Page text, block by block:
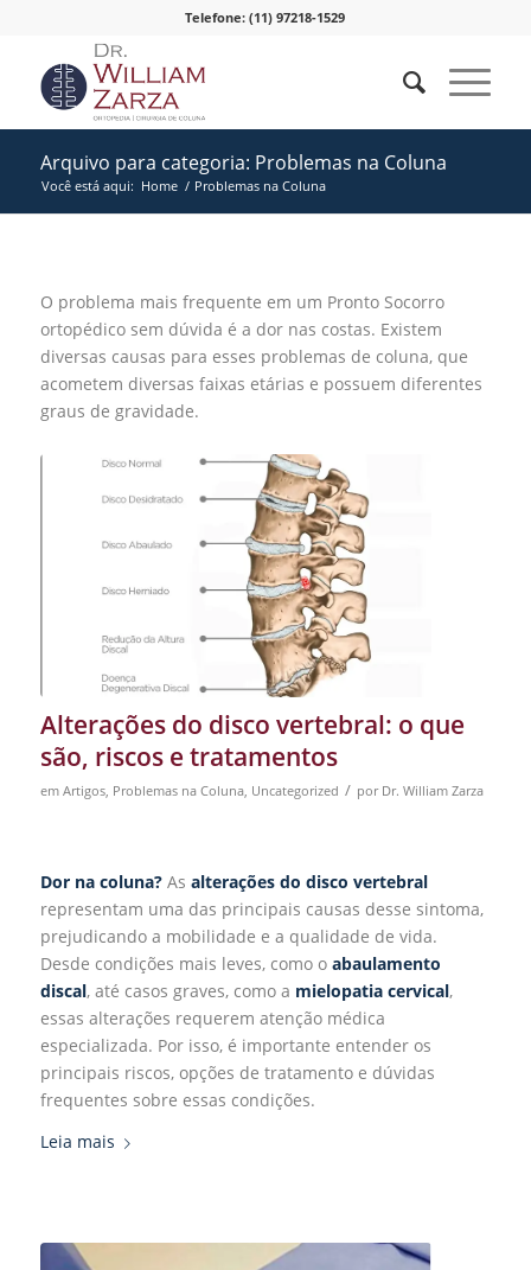
Telefone: (11) 97218-1529
Arquivo para categoria: Problemas na Coluna
Você está aqui: Home / Problemas na Coluna
O problema mais frequente em um Pronto Socorro
ortopédico sem dúvida é a dor nas costas. Existem
diversas causas para esses problemas de coluna, que
acometem diversas faixas etárias e possuem diferentes
graus de gravidade.
Alterações do disco vertebral: o que
são, riscos e tratamentos
em Artigos, Problemas na Coluna, Uncategorized / por Dr. William Zarza
Dor na coluna?As alterações do disco vertebral
representam uma das principais causas desse sintoma,
prejudicando a mobilidade e a qualidade de vida.
Desde condições mais leves, como o abaulamento
discal, até casos graves, como a mielopatia cervical,
essas alterações requerem atenção médica
especializada. Por isso, é importante entender os
principais riscos, opções de tratamento e dúvidas
frequentes sobre essas condições.
Leia mais